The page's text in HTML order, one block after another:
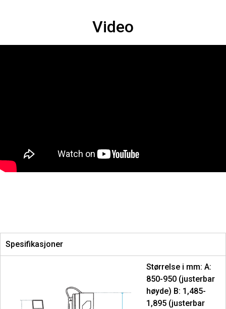
Video
Spesifikasjoner
Størrelse i mm: A:
850-950 (justerbar
høyde) B: 1,485-
1,895 (justerbar